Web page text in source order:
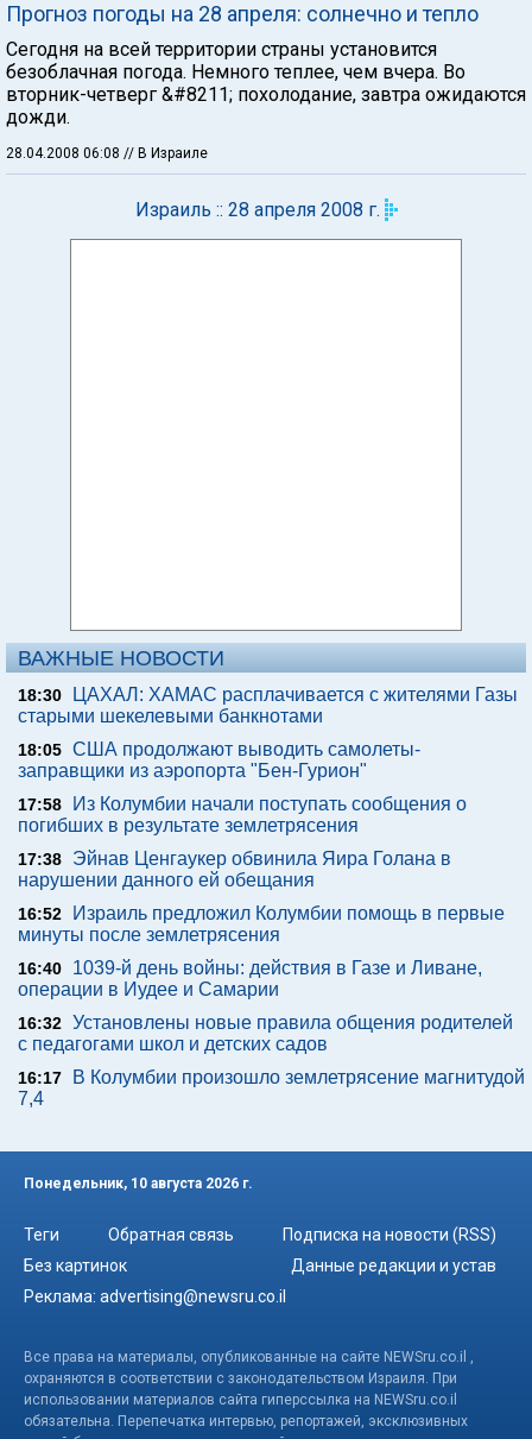
Прогноз погоды на 28 апреля: солнечно и тепло
Сегодня на всей территории страны установится
безоблачная погода. Немного теплее, чем вчера. Во
вторник-четверг &#8211; похолодание, завтра ожидаются
дожди.
28.04.2008 06:08 // В Израиле
Израиль :: 28 апреля 2008 г.
ВАЖНЫЕ НОВОСТИ
18:30
ЦАХАЛ: ХАМАС расплачивается с жителями Газы
старыми шекелевыми банкнотами
18:05 США продолжают выводить самолеты-
заправщики из аэропорта "Бен-Гурион"
17:58
Из Колумбии начали поступать сообщения о
погибших в результате землетрясения
17:38
Эйнав Ценгаукер обвинила Яира Голана в
нарушении данного ей обещания
16:52
Израиль предложил Колумбии помощь в первые
минуты после землетрясения
16:40
1039-й день войны: действия в Газе и Ливане,
операции в Иудее и Самарии
16:32 Установлены новые правила общения родителей
с педагогами школ и детских садов
16:17
В Колумбии произошло землетрясение магнитудой
7,4
Понедельник, 10 августа 2026 г.
Теги Обратная связь
Подписка на новости (RSS)
Без картинок
Данные редакции и устав
Реклама: advertising@newsru.co.il
Все права на материалы, опубликованные на сайте NEWSru.co.il ,
охраняются в соответствии с законодательством Израиля. При
использовании материалов сайта гиперссылка на NEWSru.co.il
обязательна. Перепечатка интервью, репортажей, эксклюзивных